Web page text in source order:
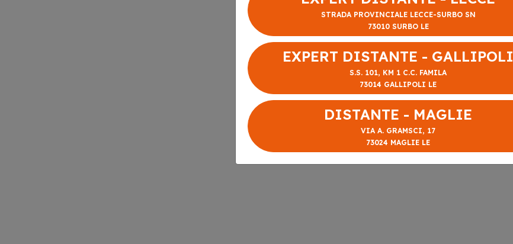
STRADA PROVINCIALE LECCE-SURBO SN
73010 SURBO LE
EXPERT DISTANTE - GALLIPOLI
S.S. 101, KM 1 C.C. FAMILA
73014 GALLIPOLI LE
DISTANTE - MAGLIE
VIA A. GRAMSCI, 17
73024 MAGLIE LE